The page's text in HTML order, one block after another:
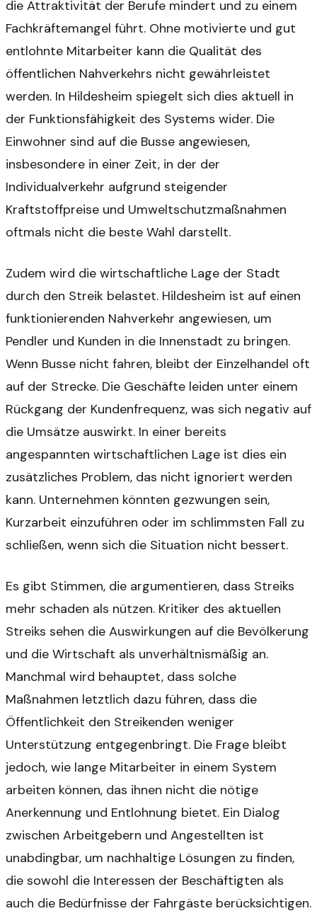
die Attraktivität der Berufe mindert und zu einem
Fachkräftemangel führt. Ohne motivierte und gut
entlohnte Mitarbeiter kann die Qualität des
öffentlichen Nahverkehrs nicht gewährleistet
werden. In Hildesheim spiegelt sich dies aktuell in
der Funktionsfähigkeit des Systems wider. Die
Einwohner sind auf die Busse angewiesen,
insbesondere in einer Zeit, in der der
Individualverkehr aufgrund steigender
Kraftstoffpreise und Umweltschutzmaßnahmen
oftmals nicht die beste Wahl darstellt.
Zudem wird die wirtschaftliche Lage der Stadt
durch den Streik belastet. Hildesheim ist auf einen
funktionierenden Nahverkehr angewiesen, um
Pendler und Kunden in die Innenstadt zu bringen.
Wenn Busse nicht fahren, bleibt der Einzelhandel oft
auf der Strecke. Die Geschäfte leiden unter einem
Rückgang der Kundenfrequenz, was sich negativ auf
die Umsätze auswirkt. In einer bereits
angespannten wirtschaftlichen Lage ist dies ein
zusätzliches Problem, das nicht ignoriert werden
kann. Unternehmen könnten gezwungen sein,
Kurzarbeit einzuführen oder im schlimmsten Fall zu
schließen, wenn sich die Situation nicht bessert.
Es gibt Stimmen, die argumentieren, dass Streiks
mehr schaden als nützen. Kritiker des aktuellen
Streiks sehen die Auswirkungen auf die Bevölkerung
und die Wirtschaft als unverhältnismäßig an.
Manchmal wird behauptet, dass solche
Maßnahmen letztlich dazu führen, dass die
Öffentlichkeit den Streikenden weniger
Unterstützung entgegenbringt. Die Frage bleibt
jedoch, wie lange Mitarbeiter in einem System
arbeiten können, das ihnen nicht die nötige
Anerkennung und Entlohnung bietet. Ein Dialog
zwischen Arbeitgebern und Angestellten ist
unabdingbar, um nachhaltige Lösungen zu finden,
die sowohl die Interessen der Beschäftigten als
auch die Bedürfnisse der Fahrgäste berücksichtigen.